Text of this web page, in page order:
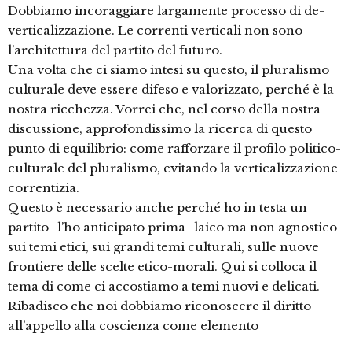
Dobbiamo incoraggiare largamente processo di de-
verticalizzazione. Le correnti verticali non sono
l’architettura del partito del futuro.
Una volta che ci siamo intesi su questo, il pluralismo
culturale deve essere difeso e valorizzato, perché è la
nostra ricchezza. Vorrei che, nel corso della nostra
discussione, approfondissimo la ricerca di questo
punto di equilibrio: come rafforzare il profilo politico-
culturale del pluralismo, evitando la verticalizzazione
correntizia.
Questo è necessario anche perché ho in testa un
partito -l’ho anticipato prima- laico ma non agnostico
sui temi etici, sui grandi temi culturali, sulle nuove
frontiere delle scelte etico-morali. Qui si colloca il
tema di come ci accostiamo a temi nuovi e delicati.
Ribadisco che noi dobbiamo riconoscere il diritto
all’appello alla coscienza come elemento